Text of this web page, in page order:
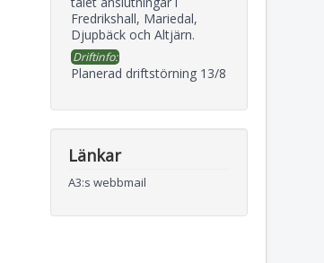
Fredrikshall, Mariedal,
Djupbäck och Altjärn.
Driftinfo:
Planerad driftstörning 13/8
Länkar
A3:s webbmail